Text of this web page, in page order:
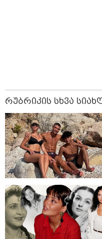
რუბრიკის სხვა